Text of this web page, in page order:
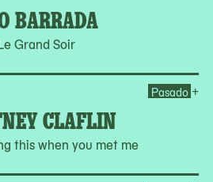
BARRADA
Grand Soir
CLAFLIN
this when you met me
Pasado +